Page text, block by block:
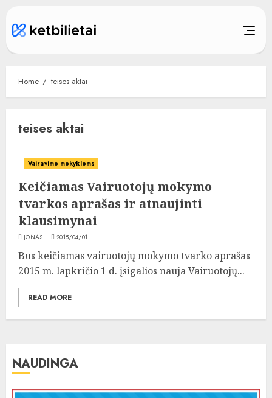
content
Home teises aktai
teises aktai
Vairavimo mokykloms
Keičiamas Vairuotojų mokymo
tvarkos aprašas ir atnaujinti
klausimynai
JONAS 2015/04/01
Bus keičiamas vairuotojų mokymo tvarko aprašas
2015 m. lapkričio 1 d. įsigalios nauja Vairuotojų...
READ MORE
NAUDINGA